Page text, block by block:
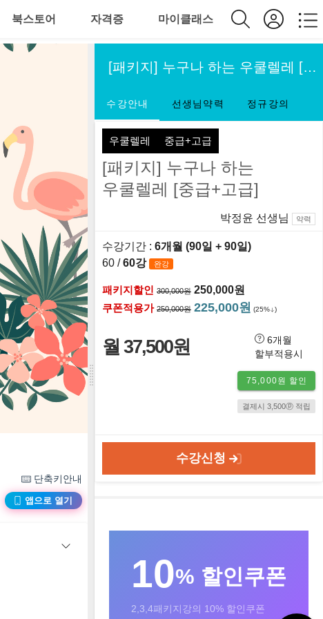
북스토어 자격증 마이클래스
단축키안내
앱으로 열기
[패키지] 누구나 하는 우쿨렐레 [중급+고급]
수강안내 선생님약력 정규강의
우쿨렐레 중급+고급
[패키지] 누구나 하는
우쿨렐레 [중급+고급]
박정윤 선생님 약력
수강기간 : 6개월 (90일 + 90일)
60 /60강 완강
패키지할인 300,000원 250,000원
쿠폰적용가 250,000원 225,000원 (25% )
월 37,500원
6개월
할부적용시
75,000원 할인
결제시 3,500ⓟ 적립
수강신청
10% 할인쿠폰
2,3,4패키지강의 10% 할인쿠폰